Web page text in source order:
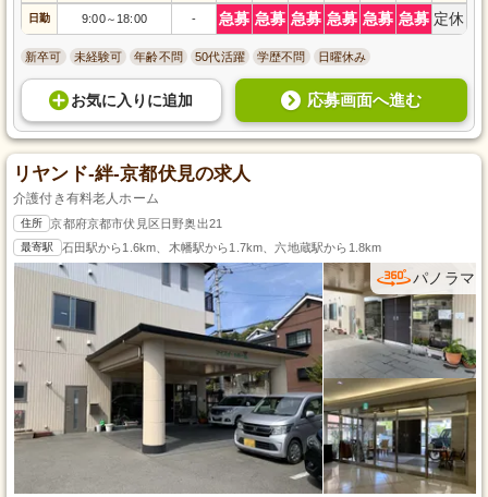
日勤 9:00～ 18:00 - 急募 急募 急募 急募 急募 急募 定休
新卒可 未経験可 年齢不問 50代活躍 学歴不問 日曜休み
お気に入り に追加 応募画面へ進む
リヤンド-絆-京都伏見の求人
介護付き有料老人ホーム
住所 京都府京都市伏見区日野奥出21
最寄駅 石田駅から1.6km、木幡駅から1.7km、六地蔵駅から1.8km
パノラマ